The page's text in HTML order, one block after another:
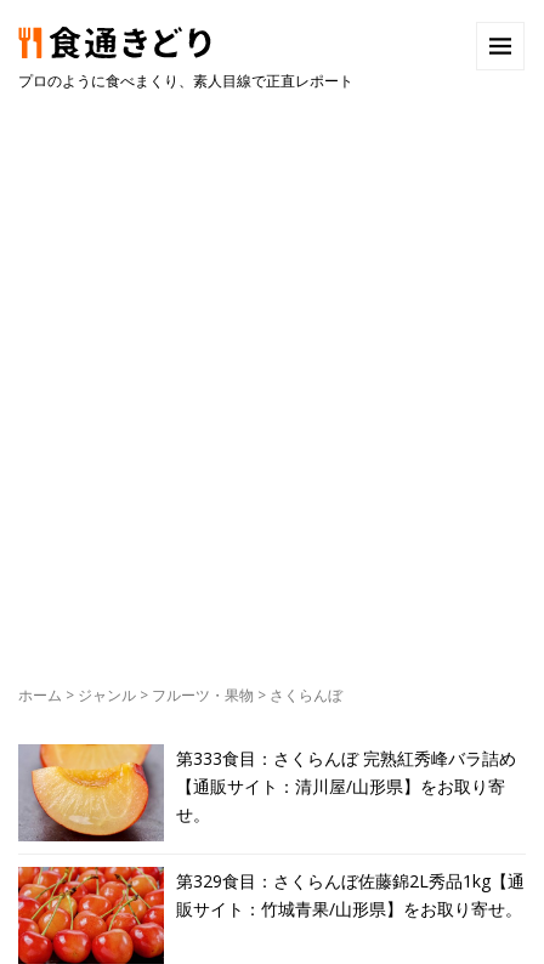
プロのように食べまくり、素人目線で正直レポート
ホーム > ジャンル > フルーツ・果物 > さくらんぼ
第333食目：さくらんぼ 完熟紅秀峰バラ詰め
【通販サイト：清川屋/山形県】をお取り寄
せ。
第329食目：さくらんぼ佐藤錦2L秀品1kg【通
販サイト：竹城青果/山形県】をお取り寄せ。